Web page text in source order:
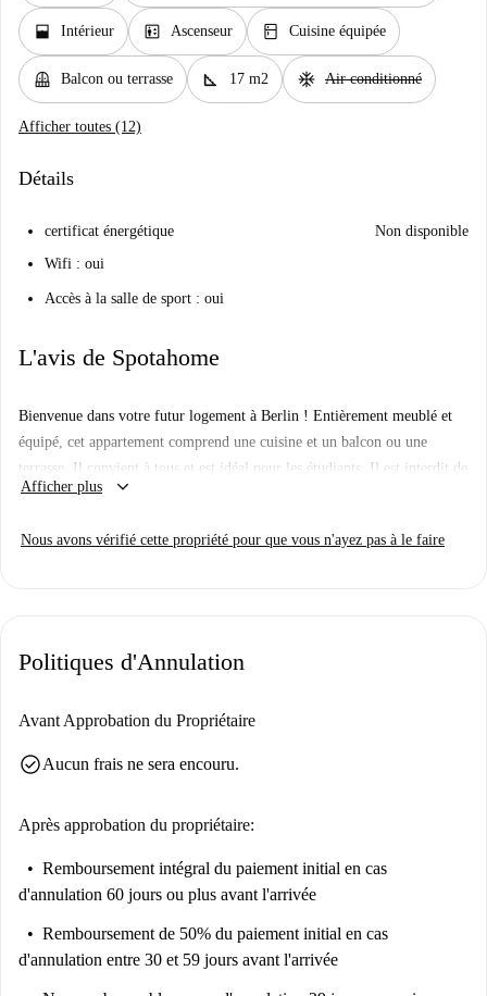
window_open Intérieur elevator Ascenseur kitchen Cuisine équipée
balcony Balcon ou terrasse square_foot 17 m2 ac_unit Air conditionné
Afficher toutes (12)
Détails
certificat énergétique
Non disponible
Wifi : oui
Accès à la salle de sport : oui
L'avis de Spotahome
Bienvenue dans votre futur logement à Berlin ! Entièrement meublé et
équipé, cet appartement comprend une cuisine et un balcon ou une
terrasse. Il convient à tous et est idéal pour les étudiants. Il est interdit de
fumer et d'amener des animaux domestiques. Le propriétaire n'habite pas
comprises dans le loyer.
McDonald's, Burger Liebt Bowl et Döner Café bei Ecki, ainsi que
Restaurant Doon. Cet emplacement vous offre tout le nécessaire pour un
Afficher plus keyboard_arrow_down
Nous avons vérifié cette propriété pour que vous n'ayez pas à le faire
Politiques d'Annulation
Avant Approbation du Propriétaire
check_circleAucun frais ne sera encouru.
Après approbation du propriétaire:
Remboursement intégral du paiement initial en cas
d'annulation 60 jours ou plus avant l'arrivée
Remboursement de 50% du paiement initial en cas
d'annulation entre 30 et 59 jours avant l'arrivée